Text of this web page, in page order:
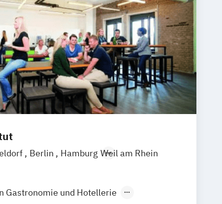
Berlin Hamburg Weil am Rhein
Gastronomie und Hotellerie